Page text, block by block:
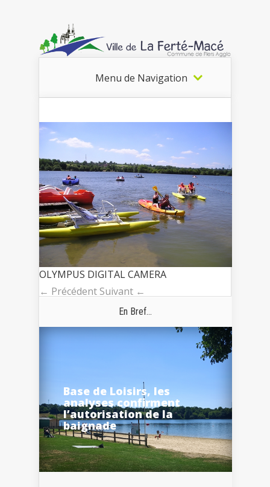
Menu de Navigation
OLYMPUS DIGITAL CAMERA
← Précédent Suivant ←
En Bref...
Base de Loisirs, les
analyses confirment
l’autorisation de la
baignade